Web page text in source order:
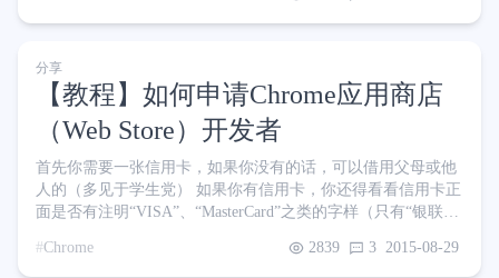
费用 按钮进行缴费 经过一阵又一阵的跳转，来到了开通谷歌
家或地区要选 香港（没有
分享
【教程】如何申请Chrome应用商店
（Web Store）开发者
首先你需要一张信用卡，如果你没有的话，可以借用父母或他
人的（多见于学生党） 如果你有信用卡，你还得看看信用卡正
面是否有注明“VISA”、“MasterCard”之类的字样（只有“银联”
进行支付。 好的下面正式进入教程 首先，想要在Web Store发
Chrome 2839 3 2015-08-29